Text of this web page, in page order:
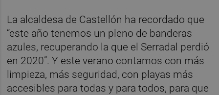
La alcaldesa de Castellón ha recordado que
“este año tenemos un pleno de banderas
azules, recuperando la que el Serradal perdió
en 2020”. Y este verano contamos con más
limpieza, más seguridad, con playas más
accesibles para todas y para todos, para que